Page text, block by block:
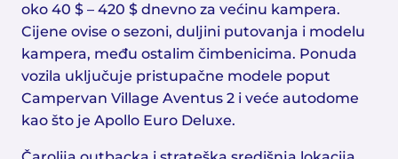
oko 40 $ – 420 $ dnevno za većinu kampera.
Cijene ovise o sezoni, duljini putovanja i modelu
kampera, među ostalim čimbenicima. Ponuda
vozila uključuje pristupačne modele poput
Campervan Village Aventus 2 i veće autodome
kao što je Apollo Euro Deluxe.